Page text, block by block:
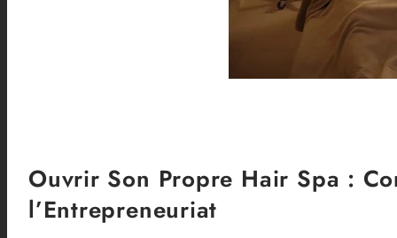
Ouvrir Son Propre Hair Spa :
l’Entrepreneuriat